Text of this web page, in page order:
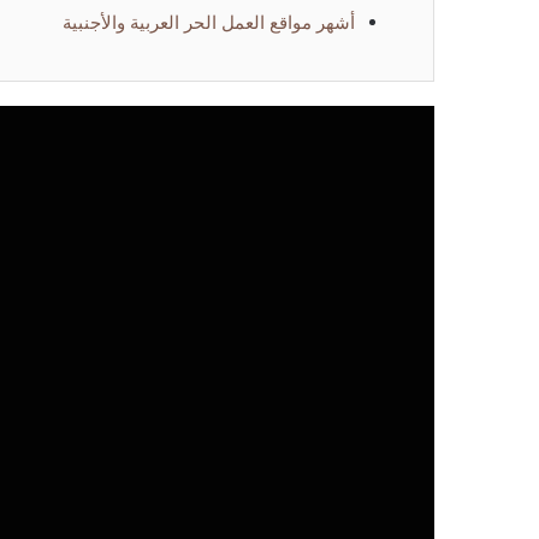
أشهر مواقع العمل الحر العربية والأجنبية